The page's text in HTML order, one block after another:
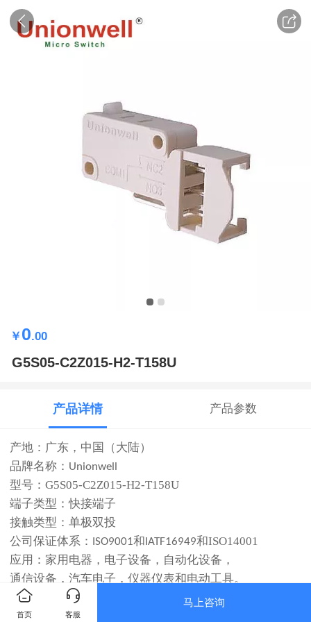
￥ 0.00
G5S05-C2Z015-H2-T158U
产品详情 产品参数
产地：广东，中国（大陆）
品牌名称： Unionwell
型号：G5S05-C2Z015-H2-T158U
端子类型 ：快接端子
接触类型 ：单极双投
公司保证体系：
ISO9001和 IATF16949和ISO14001
应用：家用电器，电子设备，自动化设备，
通信设备，汽车电子，仪器仪表和电动工具。
特征
首页 客服
马上咨询